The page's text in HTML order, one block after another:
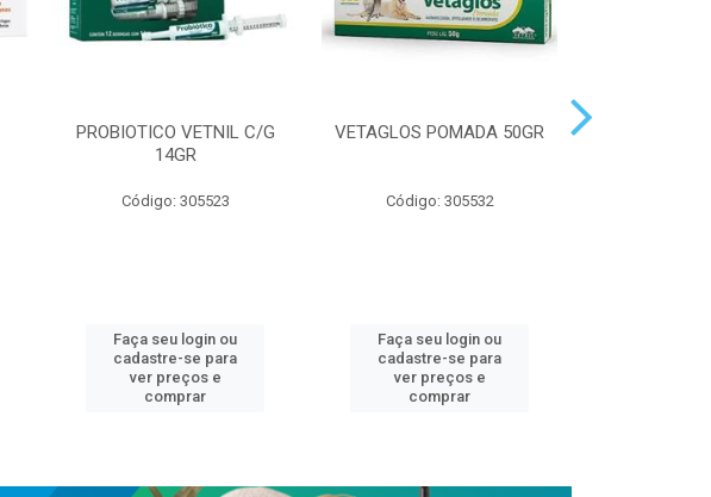
PROBIOTICO VETNIL C/G
14GR
Código: 305523
Faça seu login ou
cadastre-se para
ver preços e
comprar
VETAGLOS POMADA 50GR
Código: 305532
Faça seu login ou
cadastre-se para
ver preços e
comprar